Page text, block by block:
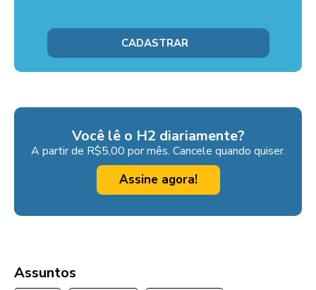
Você lê o H2 diariamente?
A partir de R$5,00 por mês. Cancele quando quiser.
Assine agora!
Assuntos